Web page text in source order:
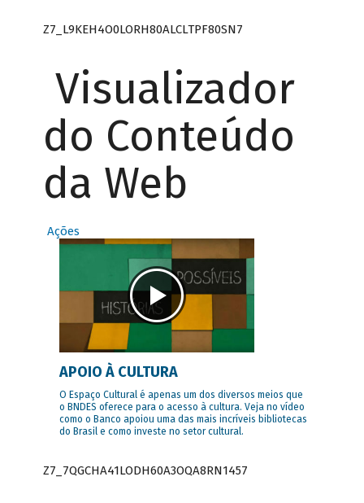
Z7_L9KEH4O0LORH80ALCLTPF80SN7
Visualizador
do Conteúdo
da Web
Ações
APOIO À CULTURA
O Espaço Cultural é apenas um dos diversos meios que
o BNDES oferece para o acesso à cultura. Veja no vídeo
como o Banco apoiou uma das mais incríveis bibliotecas
do Brasil e como investe no setor cultural.
Z7_7QGCHA41LODH60A3OQA8RN1457